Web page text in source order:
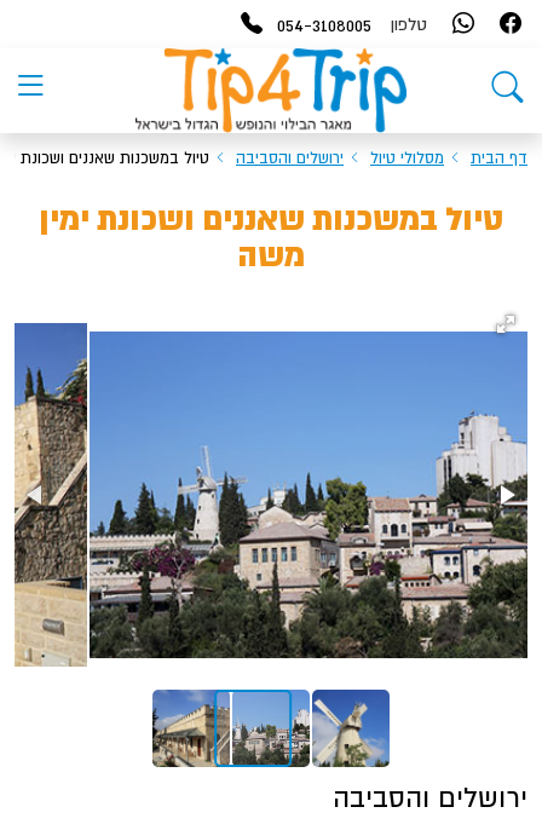
טלפון 054-3108005
דף הבית מסלולי טיול ירושלים והסביבה טיול במשכנות שאננים ושכונת
טיול במשכנות שאננים ושכונת ימין
משה
ירושלים והסביבה